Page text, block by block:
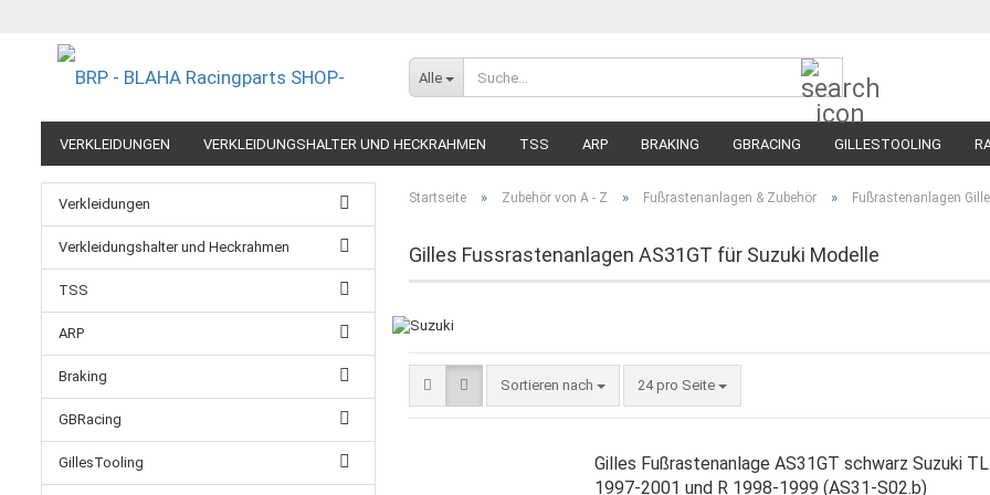
Alle
VERKLEIDUNGEN VERKLEIDUNGSHALTER UND HECKRAHMEN TSS ARP BRAKING GBRACING GILLESTOOLING
EXTREME COMPONENTS FELGEN IM MOTORRADRENNSPORT MEGA SALE RENNREIFEN FÜR MOTORRÄDER
Startseite » Zubehör von A - Z » Fußrastenanlagen & Zubehör » Fußrastenanlagen
Gilles Fussrastenanlagen AS31GT für Suzuki Modelle
Sortieren nach
Sortieren nach 24 pro Seite
pro Seite
Gilles Fußrastenanlage AS31GT schwarz Suzuki
1997-2001 und R 1998-1999 (AS31-S02.b)
Verkleidungen
Verkleidungshalter und Heckrahmen
TSS
ARP
Braking
GBRacing
GillesTooling